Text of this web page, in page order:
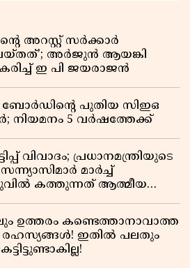
അറസ്റ്റ് സർക്കാർ
അർജുൻ ആയങ്കി
ഇ പി ജയരാജൻ
ബോർഡിൻ്റെ പുതിയ സിഇഒ
നിയമനം 5 വർഷത്തേക്ക്
വിവാദം; പ്രധാനമന്ത്രിയുടെ
മാർച്ച്
കത്തുന്നത് ആത്മീയ
ഉത്തരം കണ്ടെത്താനാവാത്ത
രഹസ്യങ്ങൾ! ഇതിൽ പലതും